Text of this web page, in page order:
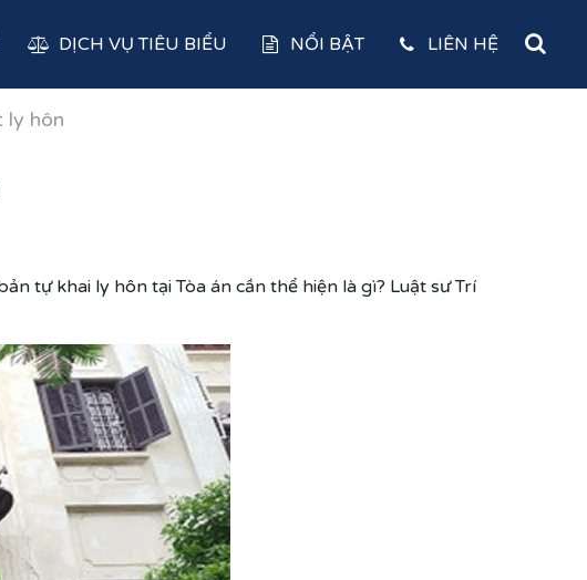
DỊCH VỤ TIÊU BIỂU NỔI BẬT LIÊN HỆ
ly hôn
tự khai ly hôn tại Tòa án cần thể hiện là gì? Luật sư Trí